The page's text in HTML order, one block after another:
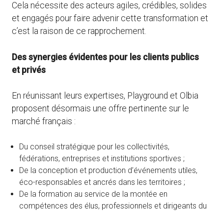
Cela nécessite des acteurs agiles, crédibles, solides
et engagés pour faire advenir cette transformation et
c’est la raison de ce rapprochement.
Des synergies évidentes pour les clients publics
et privés
En réunissant leurs expertises, Playground et Olbia
proposent désormais une offre pertinente sur le
marché français :
Du conseil stratégique pour les collectivités,
fédérations, entreprises et institutions sportives ;
De la conception et production d’événements utiles,
éco-responsables et ancrés dans les territoires ;
De la formation au service de la montée en
compétences des élus, professionnels et dirigeants du